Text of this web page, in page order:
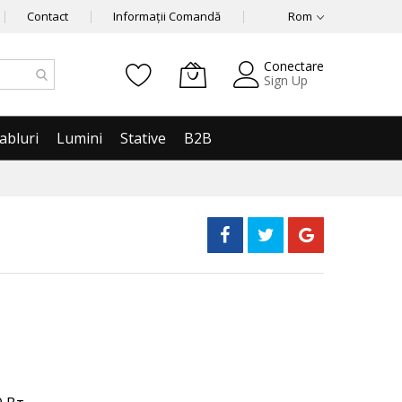
Contact Informații Comandă Rom
Conectare
Sign Up
Lumini Stative B2B